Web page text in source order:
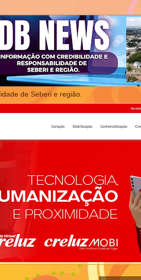
de Seberi e região.